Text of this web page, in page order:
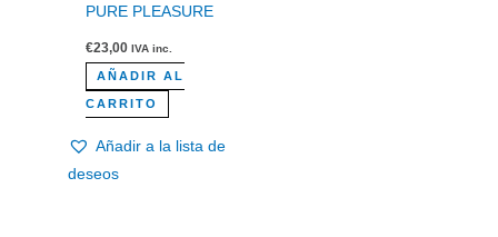
PURE PLEASURE
€23,00 IVA inc.
AÑADIR AL
CARRITO
Añadir a la lista de
deseos